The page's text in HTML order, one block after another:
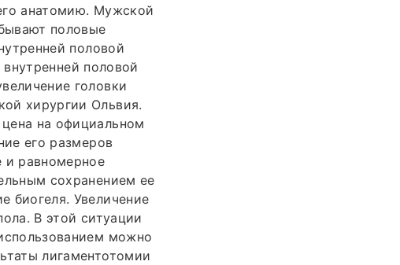
анатомию. Мужской
половые
половой
половой
головки
хирургии Ольвия.
на официальном
его размеров
и равномерное
сохранением ее
биогеля. Увеличение
В этой ситуации
можно
лигаментотомии